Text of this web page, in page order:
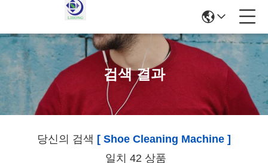
검색 결과
당신의 검색 [ Shoe Cleaning Machine ]
일치 42 상품